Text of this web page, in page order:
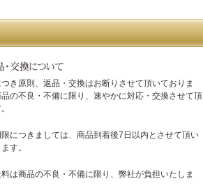
き原則、返品・交換はお断りさせて頂いておりま
の不良・不備に限り、速やかに対応・交換させて頂
につきましては、商品到着後7日以内とさせて頂い
す。
は商品の不良・不備に限り、弊社が負担いたしま